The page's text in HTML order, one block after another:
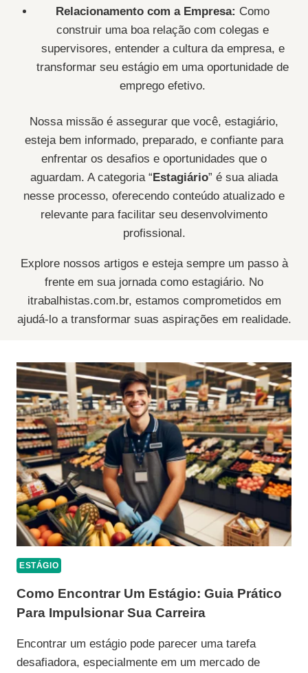
Relacionamento com a Empresa: Como
construir uma boa relação com colegas e
supervisores, entender a cultura da empresa, e
transformar seu estágio em uma oportunidade de
emprego efetivo.
Nossa missão é assegurar que você, estagiário,
esteja bem informado, preparado, e confiante para
enfrentar os desafios e oportunidades que o
aguardam. A categoria “ Estagiário” é sua aliada
nesse processo, oferecendo conteúdo atualizado e
relevante para facilitar seu desenvolvimento
profissional.
Explore nossos artigos e esteja sempre um passo à
frente em sua jornada como estagiário. No
itrabalhistas.com.br, estamos comprometidos em
ajudá-lo a transformar suas aspirações em realidade.
ESTÁGIO
Como Encontrar Um Estágio: Guia Prático
Para Impulsionar Sua Carreira
Encontrar um estágio pode parecer uma tarefa
desafiadora, especialmente em um mercado de